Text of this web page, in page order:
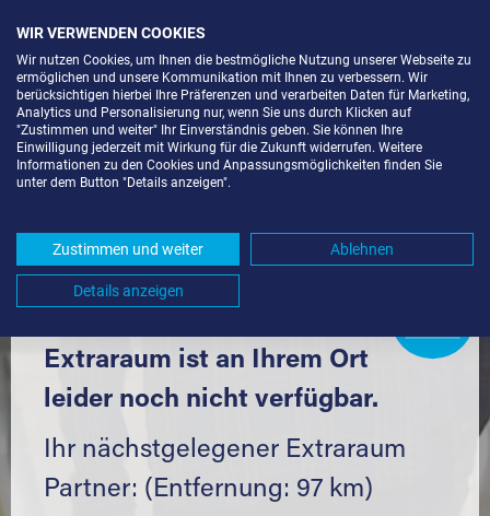
LAGERRAUM MIETEN IN WEIL AM
Komfortabel einlagern mit Extraraum
Extraraum ist an Ihrem Ort
leider noch nicht verfügbar.
Ihr nächstgelegener Extraraum
Partner: (Entfernung: 97 km)
WIR VERWENDEN COOKIES
Wir nutzen Cookies, um Ihnen die bestmögliche Nutzung unserer Webseite zu
ermöglichen und unsere Kommunikation mit Ihnen zu verbessern. Wir
berücksichtigen hierbei Ihre Präferenzen und verarbeiten Daten für Marketing,
Analytics und Personalisierung nur, wenn Sie uns durch Klicken auf
"Zustimmen und weiter" Ihr Einverständnis geben. Sie können Ihre
Einwilligung jederzeit mit Wirkung für die Zukunft widerrufen. Weitere
Informationen zu den Cookies und Anpassungsmöglichkeiten finden Sie
unter dem Button "Details anzeigen".
Zustimmen und weiter Ablehnen
Details anzeigen